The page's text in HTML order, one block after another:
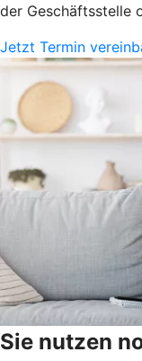
der Geschäftsstelle
Jetzt Termin
Sie nutzen